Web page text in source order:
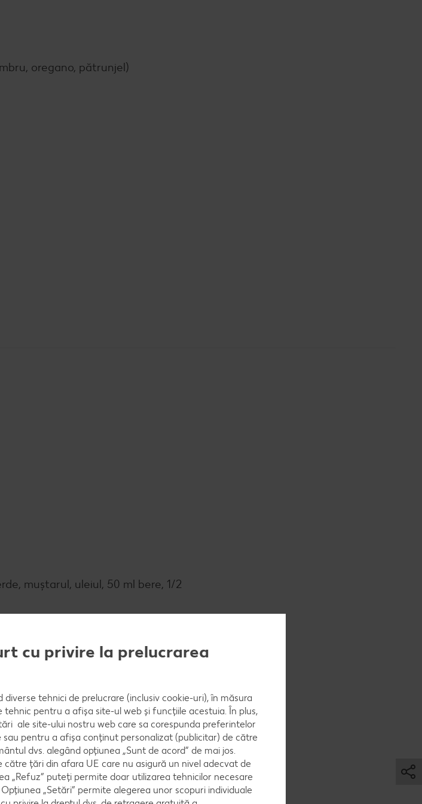
oregano, pătrunjel)
muștarul, uleiul, 50 ml bere, 1/2
pe sticlă și așază-l pe tavă.
cu privire la prelucrarea
tehnici de prelucrare (inclusiv cookie-uri), în măsura
pentru a afișa site-ul web și funcțiile acestuia. În plus,
ale site-ului nostru web care sa corespunda preferintelor
pentru a afișa conținut personalizat (publicitar) de către
dvs. alegând opțiunea „Sunt de acord” de mai jos.
țări din afara UE care nu asigură un nivel adecvat de
„Refuz” puteți permite doar utilizarea tehnicilor necesare
„Setări” permite alegerea unor scopuri individuale